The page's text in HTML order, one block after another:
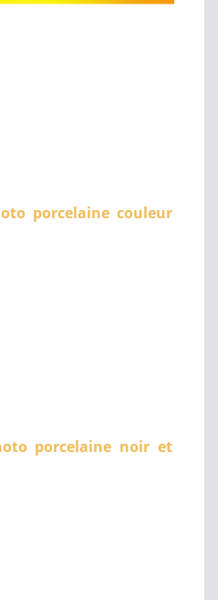
porcelaine couleur
porcelaine noir et